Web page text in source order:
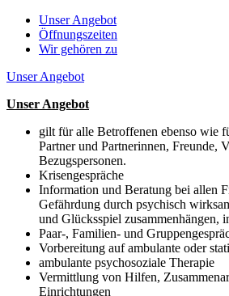
Unser Angebot
Öffnungszeiten
Wir gehören zu
Unser Angebot
Unser Angebot
gilt für alle Betroffenen ebenso wie
Partner und Partnerinnen, Freunde,
Bezugspersonen.
Krisengespräche
Information und Beratung bei allen
Gefährdung durch psychisch
und Glücksspiel zusammenhängen,
Paar-, Familien- und
Vorbereitung auf ambulante oder
ambulante psychosoziale Therapie
Vermittlung von Hilfen,
Einrichtungen